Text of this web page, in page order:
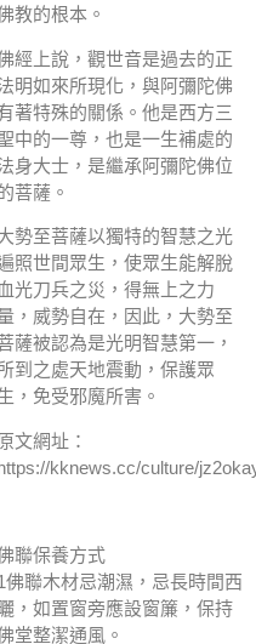
教的根本。
經上說，觀世音是過去的正
明如來所現化，與阿彌陀佛
著特殊的關係。他是西方三
中的一尊，也是一生補處的
身大士，是繼承阿彌陀佛位
菩薩。
勢至菩薩以獨特的智慧之光
照世間眾生，使眾生能解脫
血光刀兵之災，得無上之力
，威勢自在，因此，大勢至
薩被認為是光明智慧第一，
到之處天地震動，保護眾
，免受邪魔所害。
文網址：
kknews.cc/culture/
聯保養方式
佛聯木材忌潮濕，忌長時間西
曬，如置窗旁應設窗簾，保持
堂整潔通風。